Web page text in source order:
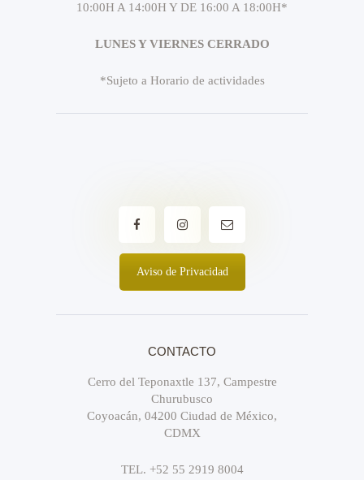
10:00H A 14:00H Y DE 16:00 A 18:00H*
LUNES Y VIERNES CERRADO
*Sujeto a Horario de actividades
Aviso de Privacidad
CONTACTO
Cerro del Teponaxtle 137, Campestre
Churubusco
Coyoacán, 04200 Ciudad de México,
CDMX
TEL. +52 55 2919 8004